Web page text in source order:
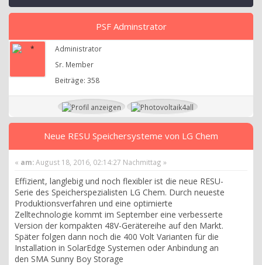
PSF Adminstrator
Administrator
Sr. Member
Beiträge: 358
Neue RESU Speichersysteme von LG Chem
« am:August 18, 2016, 02:14:27 Nachmittag »
Effizient, langlebig und noch flexibler ist die neue RESU-
Serie des Speicherspezialisten LG Chem. Durch neueste
Produktionsverfahren und eine optimierte
Zelltechnologie kommt im September eine verbesserte
Version der kompakten 48V-Gerätereihe auf den Markt.
Später folgen dann noch die 400 Volt Varianten für die
Installation in SolarEdge Systemen oder Anbindung an
den SMA Sunny Boy Storage